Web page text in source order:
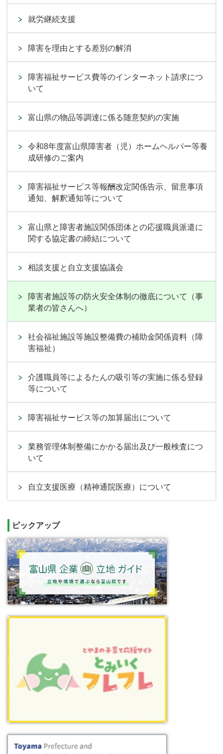
就労継続支援
障害を理由とする差別の解消
障害福祉サービス費等のインターネット請求につ
いて
富山県の物品等調達に係る随意契約の実施
令和8年度富山県障害者（児）ホームヘルパー等養
成研修のご案内
障害福祉サービス等報酬改定関係告示、留意事項
通知、解釈通知等について
富山県と障害者施設関係団体との応援職員派遣に
関する協定書の締結について
相談支援と自立支援協議会
障害者施設等の防火安全体制の徹底について（事
業者の皆さんへ）
社会福祉施設等施設整備費の補助金関係資料（障
害福祉）
介護職員等によるたんの吸引等の実施に係る登録
等について
障害福祉サービス等の加算届出について
業務管理体制整備にかかる届出及び一般検査につ
いて
自立支援医療（精神通院医療）について
ピックアップ